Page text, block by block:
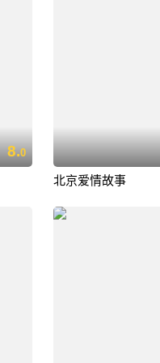
8.0
北京爱情故事